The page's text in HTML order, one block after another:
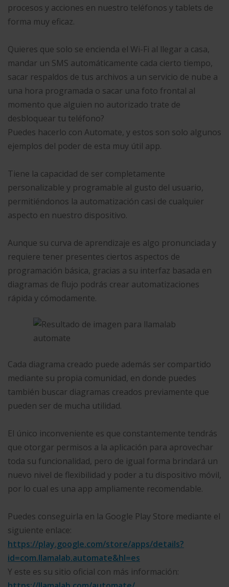
procesos y acciones en nuestro teléfonos y tablets de
forma muy eficaz.
Quieres que solo se encienda el Wi-Fi al llegar a casa,
mandar un SMS automáticamente cada cierto tiempo,
sacar respaldos de tus archivos a un servicio de nube a
una hora programada o sacar una foto frontal al
momento que alguien no autorizado trate de
desbloquear tu teléfono?
Puedes hacerlo con Automate, y estos son solo algunos
ejemplos del poder de esta muy útil app.
Tiene la capacidad de ser completamente
personalizable y programable al gusto del usuario,
permitiéndonos la automatización casi de cualquier
aspecto en nuestro dispositivo.
Aunque su curva de aprendizaje es algo pronunciada y
requiere tener presentes ciertos aspectos de
programación básica, gracias a su interfaz basada en
diagramas de flujo podrás crear automatizaciones
rápida y cómodamente.
Cada diagrama creado puede además ser compartido
mediante su propia comunidad, en donde puedes
también buscar diagramas creados previamente que
pueden ser de mucha utilidad.
El único inconveniente es que constantemente tendrás
que otorgar permisos a la aplicación para aprovechar
toda su funcionalidad, pero de igual forma brindará un
nuevo nivel de flexibilidad y poder a tu dispositivo móvil,
por lo cual es una app ampliamente recomendable.
Puedes conseguirla en la Google Play Store mediante el
siguiente enlace:
https://play.google.com/store/apps/details?
id=com.llamalab.automate&hl=es
Y este es su sitio oficial con más información: